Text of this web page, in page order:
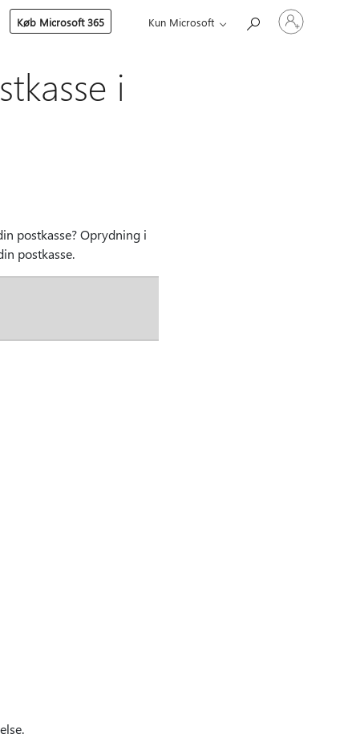
Køb Microsoft 365 Kun Microsoft
Log
på
din
i
postkasse? Oprydning i
postkasse.